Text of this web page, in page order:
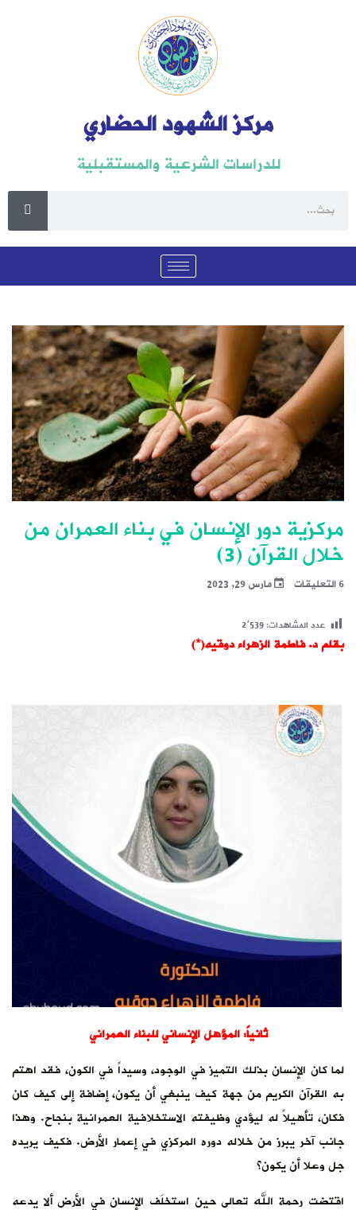
مركز الشهود الحضاري
للدراسات الشرعية والمستقبلية
مركزية دور الإنسان في بناء العمران من
خلال القرآن (3)
6 التعليقات مارس 29, 2023
عدد المشاهدات:2٬539
بقلم د. فاطمة الزهراء دوقيه(*)
ثانياً: المؤهل الإنساني للبناء العمراني
لما كان الإنسان بذلك التميز في الوجود، وسيداً في الكون، فقد اهتم
به القرآن الكريم من جهة كيف ينبغي أن يكون، إضافة إلى كيف كان
فكان، تأهيلاً له ليؤدي وظيفته الاستخلافية العمرانية بنجاح. وهذا
جانب آخر يبرز من خلاله دوره المركزي في إعمار الأرض. فكيف يريده
جل وعلا أن يكون؟
اقتضت رحمة الله تعالى حين استخلَف الإنسان في الأرض ألا يدعه